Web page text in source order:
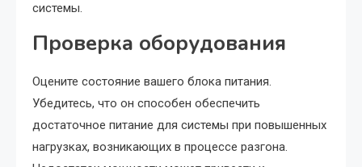
системы.
Проверка оборудования
Оцените состояние вашего блока питания.
Убедитесь, что он способен обеспечить
достаточное питание для системы при повышенных
нагрузках, возникающих в процессе разгона.